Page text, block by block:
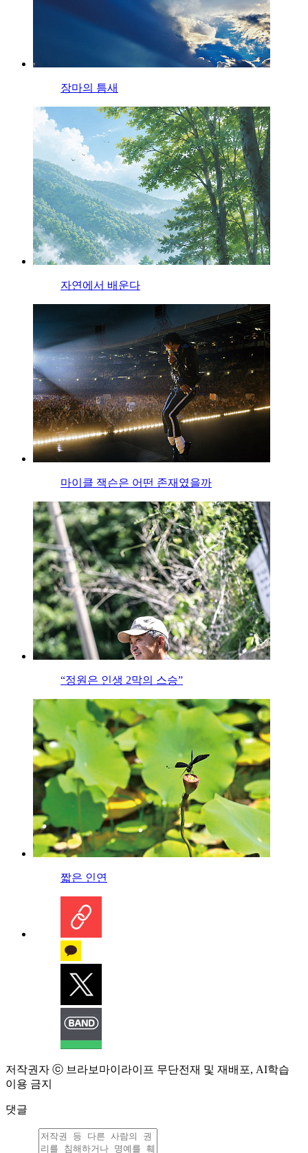
장마의 틈새
자연에서 배운다
마이클 잭슨은 어떤 존재였을까
“정원은 인생 2막의 스승”
짧은 인연
저작권자 ⓒ 브라보마이라이프 무단전재 및 재배포, AI학습
이용 금지
댓글